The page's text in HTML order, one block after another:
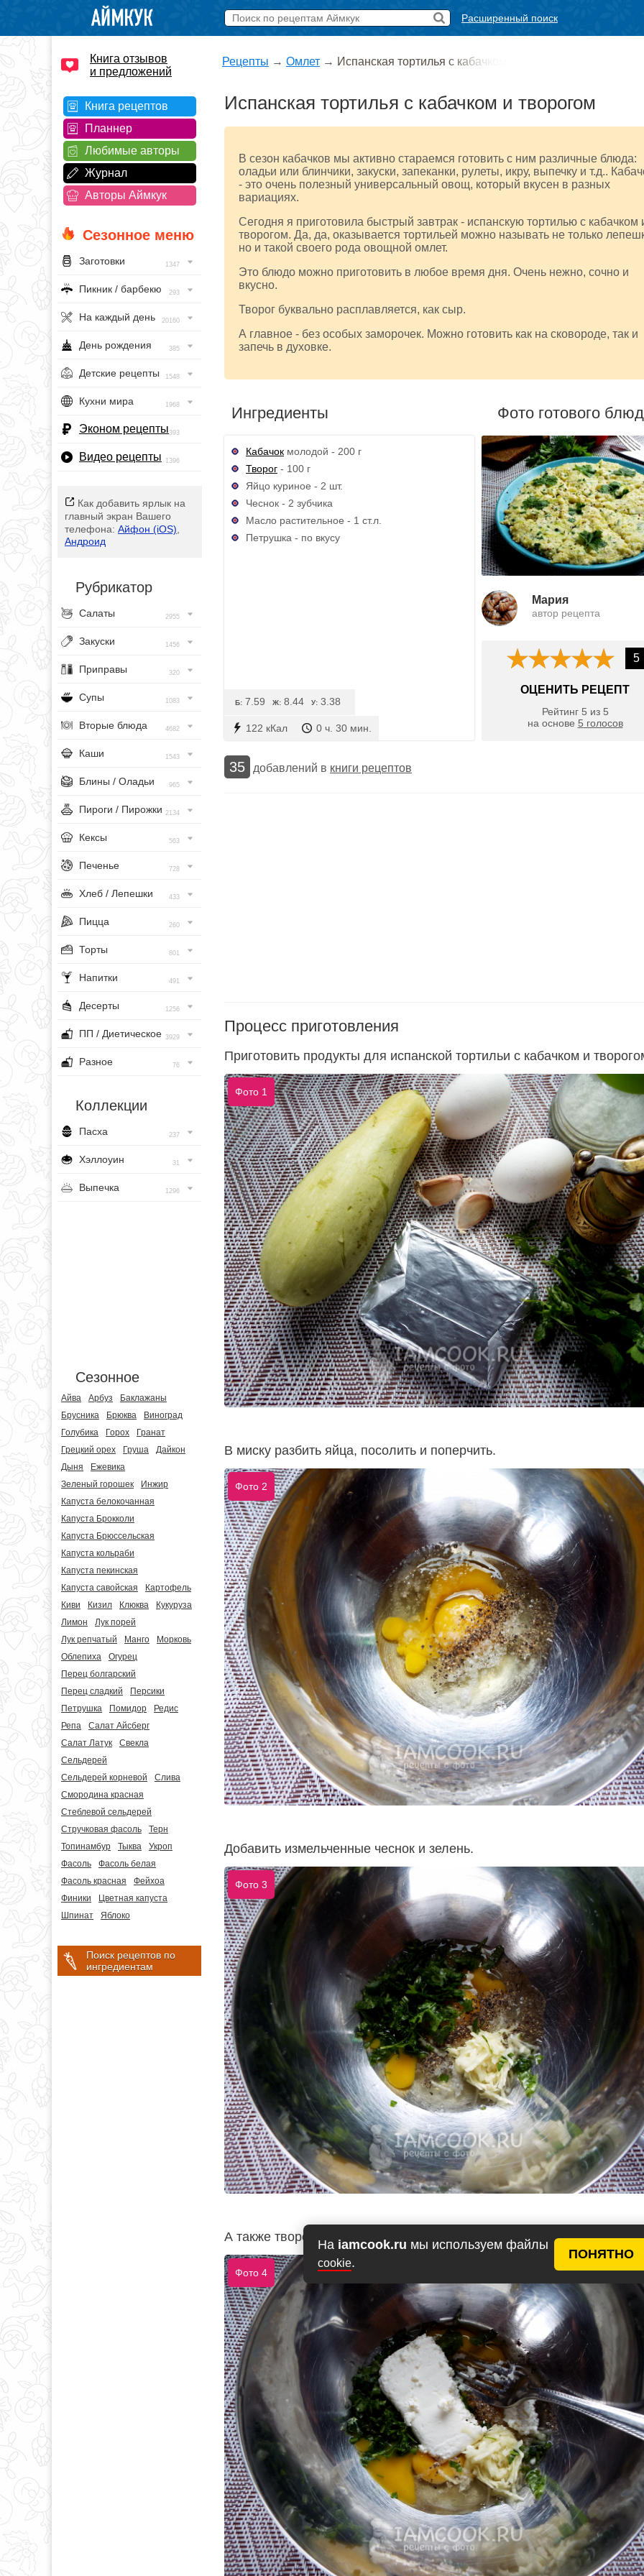
На iamcook.ru мы используем файлы
cookie.
ПОНЯТНО
Расширенный поиск
Книга отзывов
и предложений
Книга рецептов
Планнер
Любимые авторы
Журнал
Авторы Аймкук
Сезонное меню
Заготовки 1347
Пикник / барбекю 293
На каждый день 20160
День рождения 385
Детские рецепты 1548
Кухни мира 1968
Эконом рецепты393
Видео рецепты 1396
Как добавить ярлык на
главный экран Вашего
телефона: Айфон (iOS)
Андроид
Рубрикатор
Салаты 2955
Закуски 1456
Приправы 320
Супы 1083
Вторые блюда 4682
Каши 1543
Блины / Оладьи 965
Пироги / Пирожки 2134
Кексы 563
Печенье 728
Хлеб / Лепешки 433
Пицца 260
Торты 801
Напитки 491
Десерты 1256
ПП / Диетическое 3929
Разное 76
Коллекции
Пасха 237
Хэллоуин 31
Выпечка 1296
Сезонное
Айва Арбуз
Баклажаны
Брусника
Брюква
Виноград
Голубика
Горох
Гранат
Грецкий орех
Груша
Дайкон
Дыня
Ежевика
Зеленый горошек
Инжир
Капуста белокочанная
Капуста Брокколи
Капуста Брюссельская
Капуста кольраби
Капуста пекинская
Капуста савойская
Картофель
Киви
Кизил Клюква
Кукуруза
Лимон
Лук порей
Лук репчатый
Манго
Морковь
Облепиха
Огурец
Перец болгарский
Перец сладкий
Персики
Петрушка
Помидор
Редис
Репа
Салат Айсберг
Салат Латук
Свекла
Сельдерей
Сельдерей корневой
Слива
Смородина красная
Стеблевой сельдерей
Стручковая фасоль
Терн
Топинамбур
Тыква
Укроп
Фасоль
Фасоль белая
Фасоль красная
Фейхоа
Финики
Цветная капуста
Шпинат
Яблоко
Поиск рецептов по
ингредиентам
Рецепты → Омлет → Испанская тортилья с кабачком
Испанская тортилья с кабачком и творогом
В сезон кабачков мы активно стараемся готовить с ним различные блюда:
оладьи или блинчики, закуски, запеканки, рулеты, икру, выпечку и т.д..
- это очень полезный универсальный овощ, который вкусен в разных
вариациях.
Сегодня я приготовила быстрый завтрак - испанскую тортилью с кабачком
творогом. Да, да, оказывается тортильей можно называть не только
но и такой своего рода овощной омлет.
Это блюдо можно приготовить в любое время дня. Очень нежно, сочно и
вкусно.
Творог буквально расплавляется, как сыр.
А главное - без особых заморочек. Можно готовить как на сковороде, так и
запечь в духовке.
Ингредиенты
Кабачок молодой - 200 г
Творог - 100 г
Яйцо куриное - 2 шт.
Чеснок - 2 зубчика
Масло растительное - 1 ст.л.
Петрушка - по вкусу
122 кКал 0 ч. 30 мин.
Б: 7.59 Ж: 8.44 У: 3.38
Фото готового
Мария
автор рецепта
5
ОЦЕНИТЬ РЕЦЕПТ
Рейтинг 5 из 5
на основе 5 голосов
35 добавлений в книги рецептов
Процесс приготовления
Приготовить продукты для испанской тортильи с кабачком и
Фото 1
В миску разбить яйца, посолить и поперчить.
Фото 2
Добавить измельченные чеснок и зелень.
Фото 3
А также творог.
Фото 4